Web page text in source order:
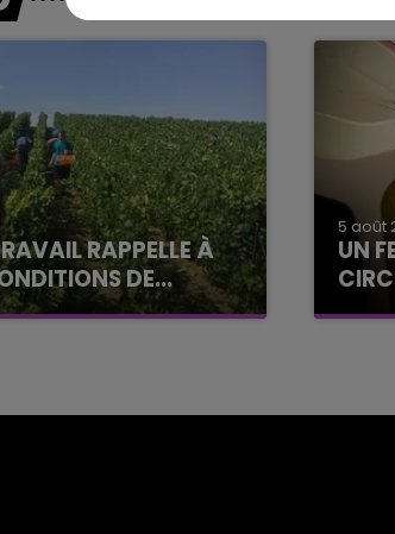
RAPPELLE À
DE...
des vendange
5 août
UN
Un